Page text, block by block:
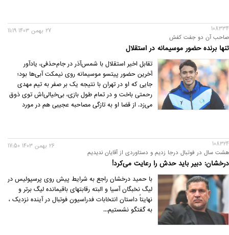
108334
صاحب آن دو جفت کفش
تنها برنده حضور موسیمانه در استقلال
27 بهمن 1403 11:19
تقابل اخیر استقلال با شمس‌آذر در جام‌حذفی، یادآور
آخرین حضور پیتسو موسیمانه روی نیمکت آبی‌ها بود؛
جایی که او در تهران با نتیجه یک بر صفر به تیم مهدی
رحمتی باخت و در تمام طول بازی، بی‌خیالی‌اش توی ذوق
می‌زد. از قضا او به تازگی مصاحبه عجیبی هم در مورد
108324
هشت سال در فوتبال درجا زدیم و دستاوردی از آقایان ندیدیم
درخشان: دبیر باید حدش را رعایت می‌کرد!
26 بهمن 1403 17:50
با حمید درخشان راجع به شرایط پیش روی پرسپولیس در
لیگ نخبگان آسیا و البته رقابتهای باقیمانده لیگ برتر و
نهایتاً داستان انتخابات فدراسیون فوتبال در آینده نزدیک ،
به گفتگو نشستیم...